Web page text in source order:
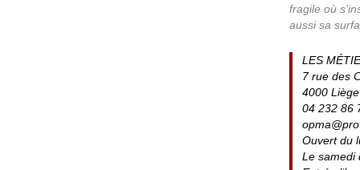
fragile où
aussi sa
LES
7 rue des
4000 Liège
04 232 86
Ouvert du
Le samedi